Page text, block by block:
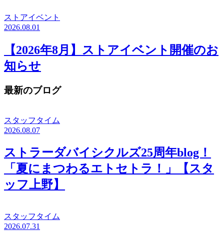
ストアイベント
2026.08.01
【2026年8月】ストアイベント開催のお
知らせ
最新のブログ
スタッフタイム
2026.08.07
ストラーダバイシクルズ25周年blog！
「夏にまつわるエトセトラ！」【スタ
ッフ上野】
スタッフタイム
2026.07.31